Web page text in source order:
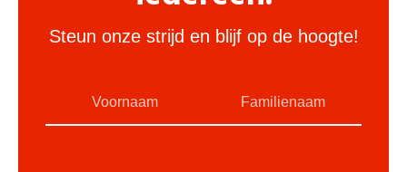
Steun onze strijd en blijf op de hoogte!